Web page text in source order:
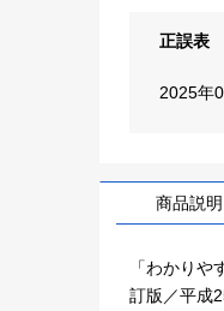
正誤表
2025年
商品説明
「わかり
訂版／平成